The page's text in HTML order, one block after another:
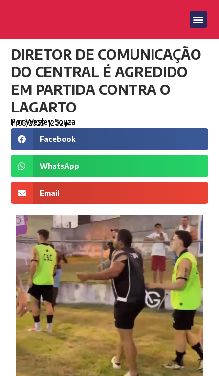
DIRETOR DE COMUNICAÇÃO
DO CENTRAL É AGREDIDO
EM PARTIDA CONTRA O
LAGARTO
PorWesley Souza
11/08/2025 12:32 pm
Facebook
WhatsApp
Email